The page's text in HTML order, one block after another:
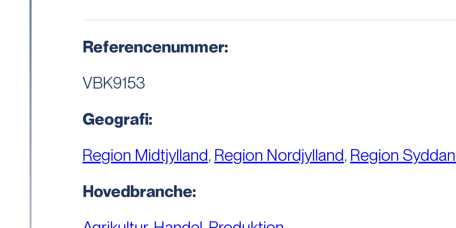
Referencenummer:
VBK9153
Geografi:
Region Midtjylland, Region Nordjylland, Region
Hovedbranche: